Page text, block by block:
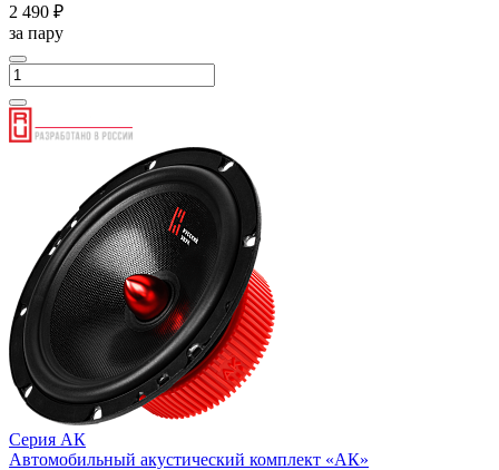
2 490 ₽
за пару
Серия АК
Автомобильный акустический комплект «АК»